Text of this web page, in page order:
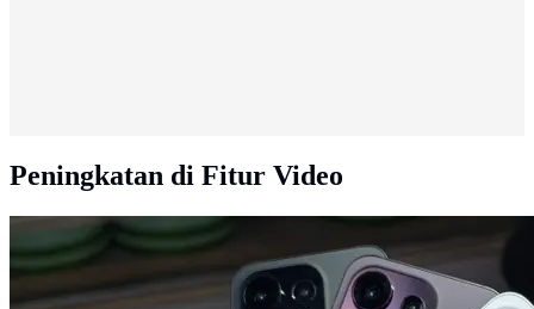
Peningkatan di Fitur Video